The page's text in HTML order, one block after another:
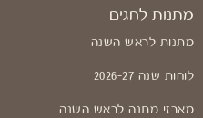
מתנות לחגים
מתנות לראש השנה
לוחות שנה 2026-27
מארזי מתנה לראש השנה